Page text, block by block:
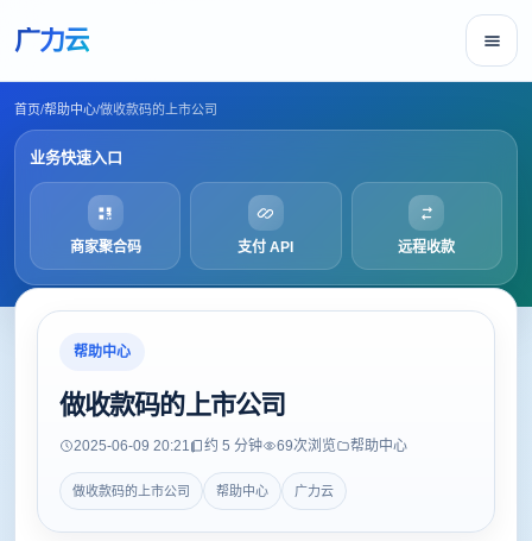
广力云
首页/帮助中心/做收款码的上市公司
业务快速入口
商家聚合码 支付 API 远程收款
帮助中心
做收款码的上市公司
2025-06-09 20:21 约 5 分钟 69次浏览 帮助中心
做收款码的上市公司 帮助中心 广力云